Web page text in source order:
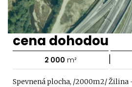
cena dohodou
2 000 m² |
Spevnená plocha, /2000m2/ Žilina